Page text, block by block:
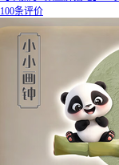
100条评价